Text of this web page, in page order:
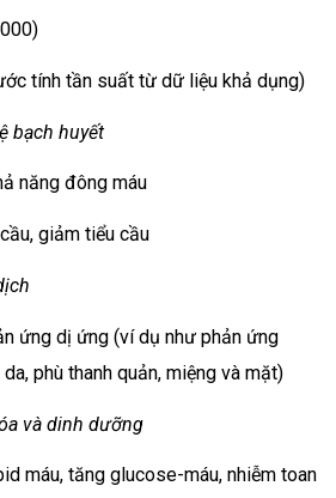
tính tần suất từ dữ liệu khả dụng)
bạch huyết
năng đông máu
giảm tiểu cầu
ứng dị ứng (ví dụ như phản ứng
phù thanh quản, miệng và mặt)
và dinh dưỡng
máu, tăng glucose-máu, nhiễm toan